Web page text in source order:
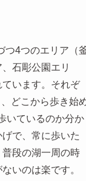
つ4つのエリア（
石彫公園エリ
います。それぞ
どこから歩き始
いているのか分か
で、常に歩いた
段の湖一周の時
いのは楽です。